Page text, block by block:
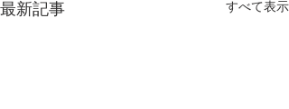
最新記事 すべて表示